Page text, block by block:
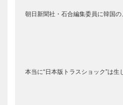
朝日新聞社・石合編集委員に韓国
本当に“日本版トラスショック”は生